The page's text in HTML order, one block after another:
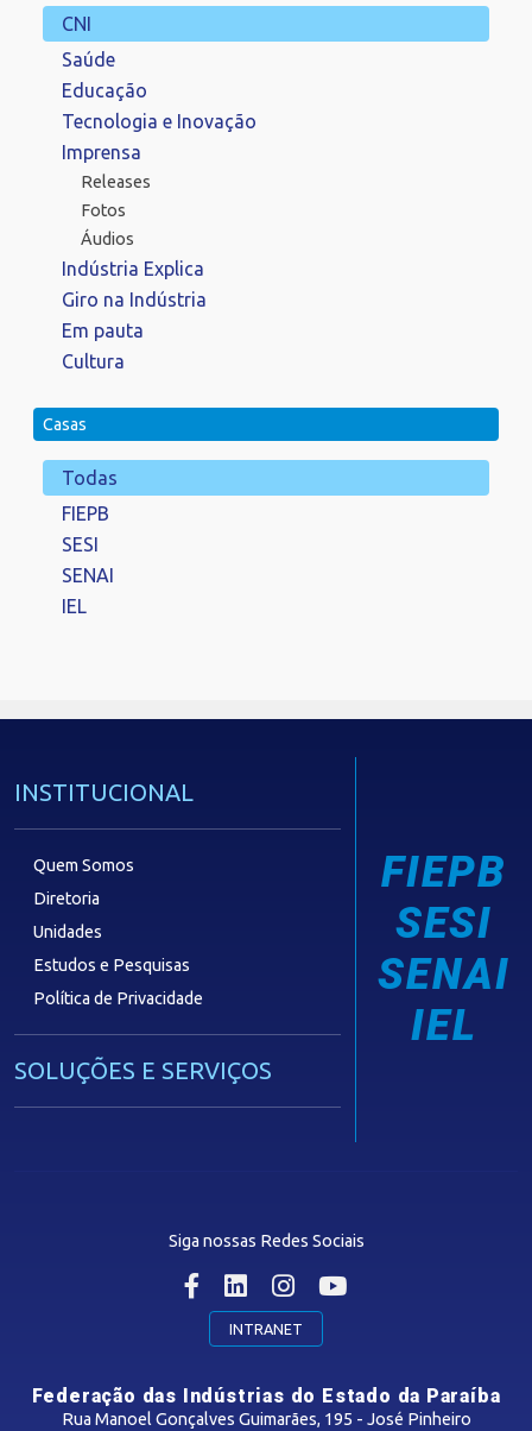
CNI
Saúde
Educação
Tecnologia e Inovação
Imprensa
Releases
Fotos
Áudios
Indústria Explica
Giro na Indústria
Em pauta
Cultura
Casas
Todas
FIEPB
SESI
SENAI
IEL
INSTITUCIONAL
Quem Somos
Diretoria
Unidades
Estudos e Pesquisas
Política de Privacidade
SOLUÇÕES E SERVIÇOS
CONTRIBUIÇÃO SINDICAL
FIEPB
SESI
SENAI
IEL
Siga nossas Redes Sociais
INTRANET
Federação das Indústrias do Estado da Paraíba
Rua Manoel Gonçalves Guimarães, 195 - José Pinheiro